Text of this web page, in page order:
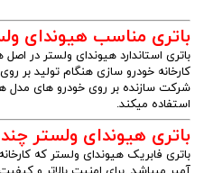
باتری مناسب هیوندای
باتری استاندارد هیوندای ولستر در
کارخانه خودرو سازی هنگام تولید بر
استفاده میکند.
باتری هیوندای ولستر